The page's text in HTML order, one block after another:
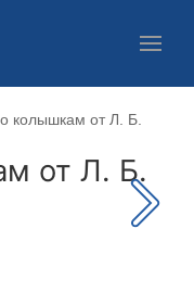
колышкам от Л. Б.
от Л. Б.